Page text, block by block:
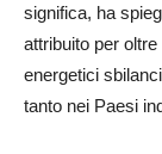
significa, ha
attribuito per
energetici
tanto nei Paesi